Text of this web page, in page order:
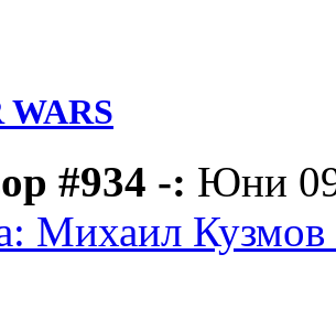
WARS
#934 -: Юни
Михаил